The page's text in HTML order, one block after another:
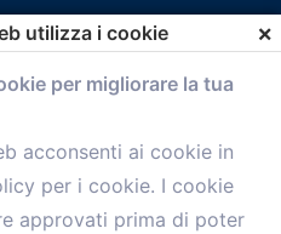
utilizza i cookie ×
per migliorare la tua
acconsenti ai cookie in
per i cookie. I cookie
approvati prima di poter